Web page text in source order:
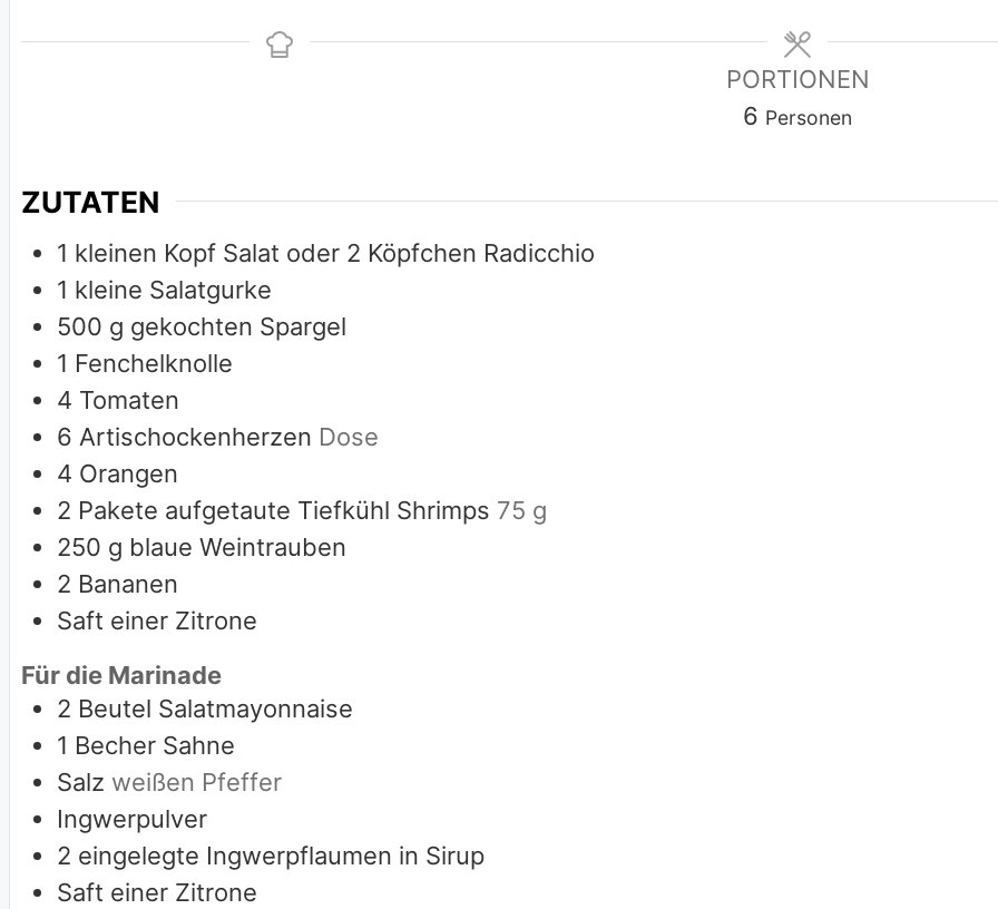
PORTIONEN
6 Personen
ZUTATEN
1 kleinen Kopf Salat oder 2 Köpfchen Radicchio
1 kleine Salatgurke
500 g gekochten Spargel
1 Fenchelknolle
4 Tomaten
6 Artischockenherzen Dose
4 Orangen
2 Pakete aufgetaute Tiefkühl Shrimps 75 g
250 g blaue Weintrauben
2 Bananen
Saft einer Zitrone
Für die Marinade
2 Beutel Salatmayonnaise
1 Becher Sahne
Salz weißen Pfeffer
Ingwerpulver
2 eingelegte Ingwerpflaumen in Sirup
Saft einer Zitrone